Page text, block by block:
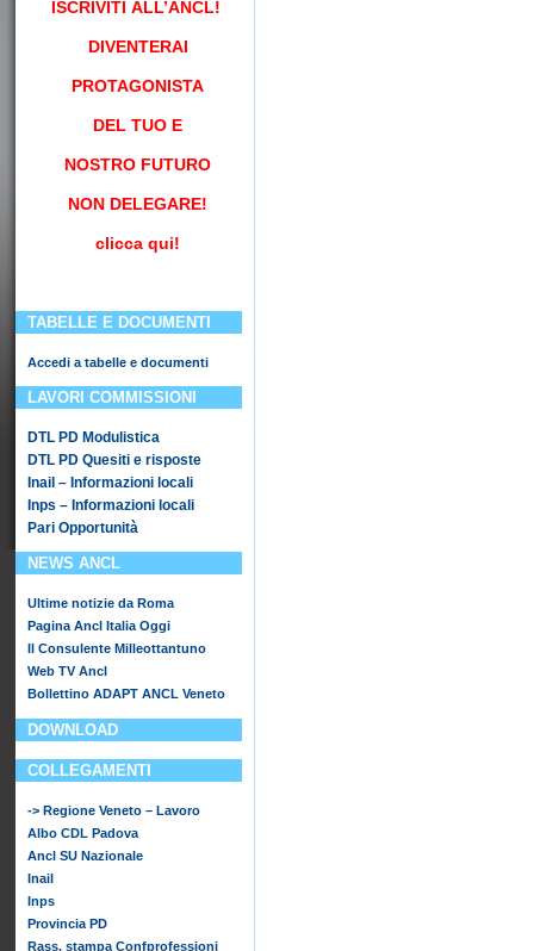
ISCRIVITI ALL’ANCL!
DIVENTERAI
PROTAGONISTA
DEL TUO E
NOSTRO FUTURO
NON DELEGARE!
clicca qui!
TABELLE E DOCUMENTI
Accedi a tabelle e documenti
LAVORI COMMISSIONI
DTL PD Modulistica
DTL PD Quesiti e risposte
Inail – Informazioni locali
Inps – Informazioni locali
Pari Opportunità
NEWS ANCL
Ultime notizie da Roma
Pagina Ancl Italia Oggi
Il Consulente Milleottantuno
Web TV Ancl
Bollettino ADAPT ANCL Veneto
DOWNLOAD
COLLEGAMENTI
-> Regione Veneto – Lavoro
Albo CDL Padova
Ancl SU Nazionale
Inail
Inps
Provincia PD
Rass. stampa Confprofessioni